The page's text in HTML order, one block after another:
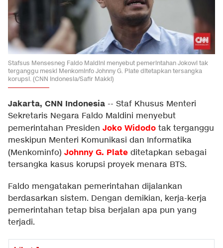
Stafsus Mensesneg Faldo Maldini menyebut pemerintahan Jokowi tak
terganggu meski Menkominfo Johnny G. Plate ditetapkan tersangka
korupsi. (CNN Indonesia/Safir Makki)
Jakarta, CNN Indonesia -- Staf Khusus Menteri
Sekretaris Negara Faldo Maldini menyebut
pemerintahan Presiden Joko Widodo tak terganggu
meskipun Menteri Komunikasi dan Informatika
(Menkominfo) Johnny G. Plate ditetapkan sebagai
tersangka kasus korupsi proyek menara BTS.
Faldo mengatakan pemerintahan dijalankan
berdasarkan sistem. Dengan demikian, kerja-kerja
pemerintahan tetap bisa berjalan apa pun yang
terjadi.